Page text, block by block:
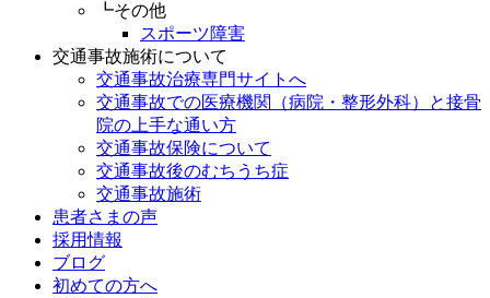
┗その他
スポーツ障害
交通事故施術について
交通事故治療専門サイトへ
交通事故での医療機関（病院・整形外科）と接骨
院の上手な通い方
交通事故保険について
交通事故後のむちうち症
交通事故施術
患者さまの声
採用情報
ブログ
初めての方へ